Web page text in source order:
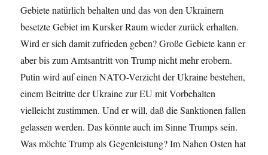
Gebiete natürlich behalten und das von den Ukrainern
besetzte Gebiet im Kursker Raum wieder zurück erhalten.
Wird er sich damit zufrieden geben? Große Gebiete kann er
aber bis zum Amtsantritt von Trump nicht mehr erobern.
Putin wird auf einen NATO-Verzicht der Ukraine bestehen,
einem Beitritte der Ukraine zur EU mit Vorbehalten
vielleicht zustimmen. Und er will, daß die Sanktionen fallen
gelassen werden. Das könnte auch im Sinne Trumps sein.
Was möchte Trump als Gegenleistung? Im Nahen Osten hat